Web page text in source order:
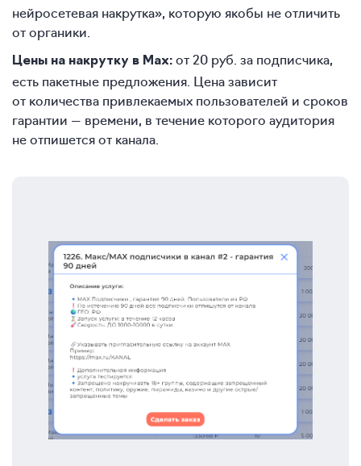
нейросетевая накрутка», которую якобы не отличить
от органики.
Цены на накрутку в Max: от 20 руб. за подписчика,
есть пакетные предложения. Цена зависит
от количества привлекаемых пользователей и сроков
гарантии — времени, в течение которого аудитория
не отпишется от канала.